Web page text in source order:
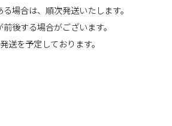
場合は、順次発送いたします。
後する場合がございます。
送を予定しております。